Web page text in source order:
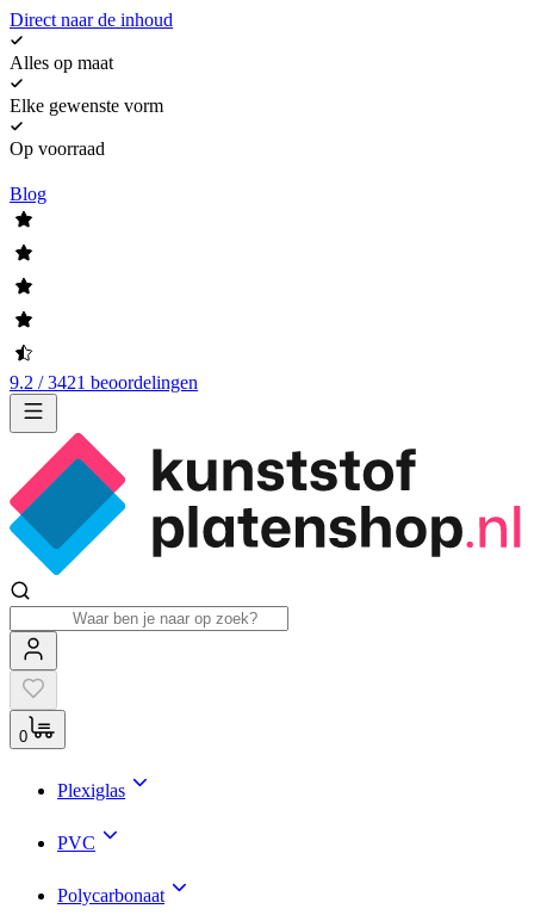
Direct naar de inhoud
Alles op maat
Elke gewenste vorm
Op voorraad
Blog
9.2 / 3421 beoordelingen
0
Plexiglas
PVC
Polycarbonaat